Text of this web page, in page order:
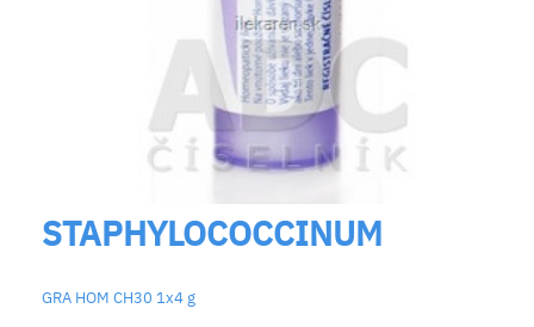
STAPHYLOCOCCINUM
GRA HOM CH30 1x4 g